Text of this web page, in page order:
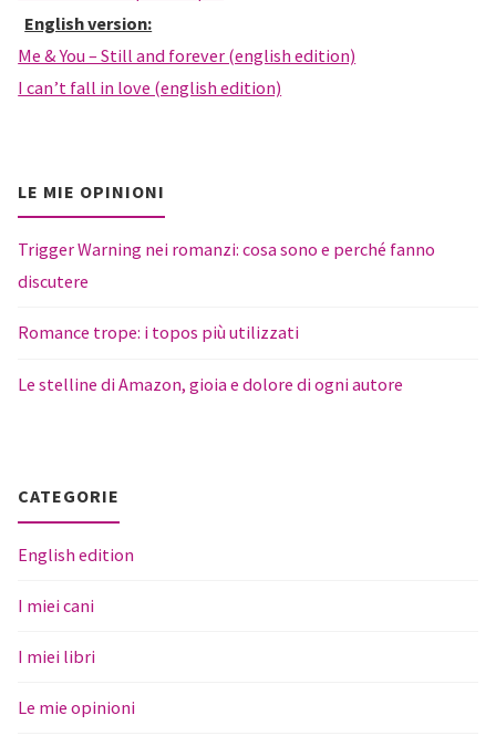
English version:
Me & You – Still and forever (english edition)
I can’t fall in love (english edition)
LE MIE OPINIONI
Trigger Warning nei romanzi: cosa sono e perché fanno
discutere
Romance trope: i topos più utilizzati
Le stelline di Amazon, gioia e dolore di ogni autore
CATEGORIE
English edition
I miei cani
I miei libri
Le mie opinioni